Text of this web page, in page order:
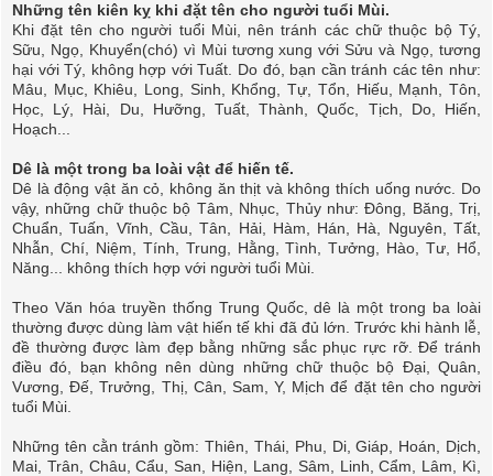
Những tên kiên kỵ khi đặt tên cho người tuổi Mùi.
Khi đặt tên cho người tuổi Mùi, nên tránh các chữ thuộc bộ Tý,
Sữu, Ngọ, Khuyển(chó) vì Mùi tương xung với Sửu và Ngọ, tương
hại với Tý, không hợp với Tuất. Do đó, bạn cần tránh các tên như:
Mâu, Mục, Khiêu, Long, Sinh, Khổng, Tự, Tổn, Hiếu, Mạnh, Tôn,
Học, Lý, Hài, Du, Hưỡng, Tuất, Thành, Quốc, Tịch, Do, Hiến,
Hoạch...
Dê là một trong ba loài vật để hiến tế.
Dê là động vật ăn cỏ, không ăn thịt và không thích uống nước. Do
vậy, những chữ thuộc bộ Tâm, Nhục, Thủy như: Ðông, Băng, Trị,
Chuẩn, Tuấn, Vĩnh, Cầu, Tân, Hải, Hàm, Hán, Hà, Nguyên, Tất,
Nhẫn, Chí, Niệm, Tính, Trung, Hằng, Tình, Tưởng, Hào, Tư, Hổ,
Năng... không thích hợp với người tuổi Mùi.
Theo Văn hóa truyền thống Trung Quốc, dê là một trong ba loài
thường được dùng làm vật hiến tế khi đã đủ lớn. Trước khi hành lễ,
đề thường được làm đẹp bằng những sắc phục rực rỡ. Ðể tránh
điều đó, bạn không nên dùng những chữ thuộc bộ Ðại, Quân,
Vương, Đế, Trưởng, Thị, Cân, Sam, Y, Mịch để đặt tên cho người
tuổi Mùi.
Những tên cằn tránh gồm: Thiên, Thái, Phu, Di, Giáp, Hoán, Dịch,
Mai, Trân, Châu, Cẩu, San, Hiện, Lang, Sâm, Linh, Cẩm, Lâm, Kì,